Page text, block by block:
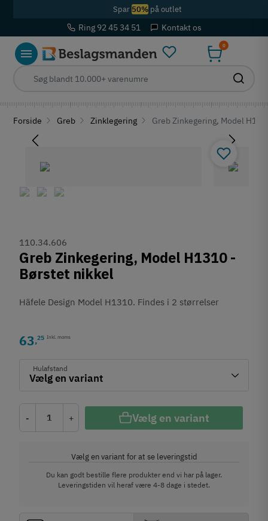
Spar 50%på outlet
Ring 92 45 34 51 Kontakt os
0
Forside Greb Zinklegering Greb Zinkegering, Model
110.34.606
Greb Zinkegering, Model H1310 -
Børstet nikkel
Häfele Design Model H1310. Findes i 2 størrelser
63,25 Inkl. moms
Hulafstand
- + Vælg en variant
Vælg en variant for at se leveringstid
Du kan godt bestille flere produkter end vi har på lager.
Leveringstiden vil heraf være 4-8 dage i stedet.